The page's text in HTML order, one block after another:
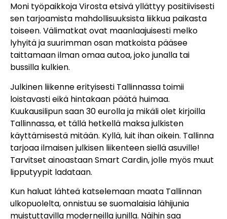
Moni työpaikkoja Virosta etsivä yllättyy positiivisesti
sen tarjoamista mahdollisuuksista liikkua paikasta
toiseen. Välimatkat ovat maanlaajuisesti melko
lyhyitä ja suurimman osan matkoista pääsee
taittamaan ilman omaa autoa, joko junalla tai
bussilla kulkien.
Julkinen liikenne erityisesti Tallinnassa toimii
loistavasti eikä hintakaan päätä huimaa.
Kuukausilipun saan 30 eurolla ja mikäli olet kirjoilla
Tallinnassa, et tällä hetkellä maksa julkisten
käyttämisestä mitään. Kyllä, luit ihan oikein. Tallinna
tarjoaa ilmaisen julkisen liikenteen siellä asuville!
Tarvitset ainoastaan Smart Cardin, jolle myös muut
lipputyypit ladataan.
Kun haluat lähteä katselemaan maata Tallinnan
ulkopuolelta, onnistuu se suomalaisia lähijunia
muistuttavilla moderneilla junilla. Näihin saa